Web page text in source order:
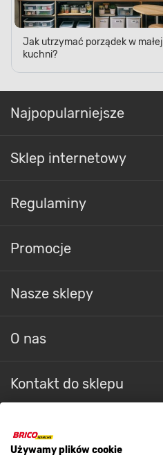
Używamy plików cookie
Jak utrzymać porządek w małej
kuchni?
Najpopularniejsze
Sklep internetowy
Regulaminy
Promocje
Nasze sklepy
O nas
Kontakt do sklepu
Strefa biznesu